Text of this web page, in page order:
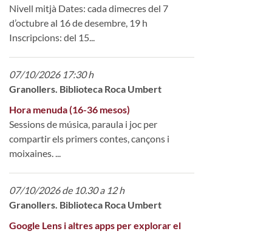
Nivell mitjà Dates: cada dimecres del 7
d’octubre al 16 de desembre, 19 h
Inscripcions: del 15...
07/10/2026 17:30 h
Granollers. Biblioteca Roca Umbert
Hora menuda (16-36 mesos)
Sessions de música, paraula i joc per
compartir els primers contes, cançons i
moixaines. ...
07/10/2026 de 10.30 a 12 h
Granollers. Biblioteca Roca Umbert
Google Lens i altres apps per explorar el